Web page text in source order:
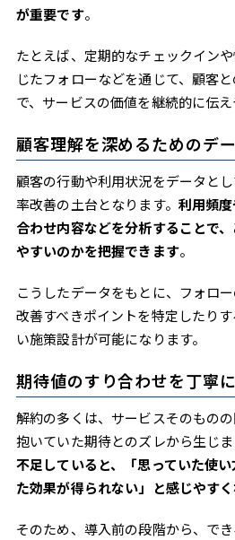
が重要です。
たとえば、定期的なチェックイン
じたフォローなどを通じて、顧客
で、サービスの価値を継続的に伝え
顧客理解を深めるためのデ
顧客の行動や利用状況をデータと
率改善の土台となります。 利用頻
合わせ内容などを分析することで
やすいのかを把握できます。
こうしたデータをもとに、フォロー
改善すべきポイントを特定したり
い施策設計が可能になります。
期待値のすり合わせを丁寧
解約の多くは、サービスそのもの
抱いていた期待とのズレから生じま
不足していると、「思っていた使
た効果が得られない」と感じやす
そのため、導入前の段階から、で